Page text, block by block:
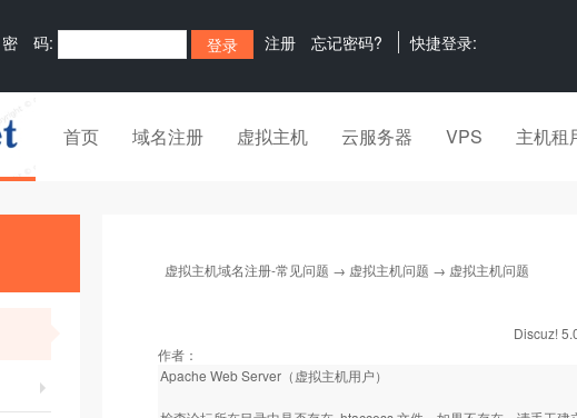
密 码: 注册 忘记密码? 快捷登录:
首页 域名注册 虚拟主机 云服务器 VPS 主机租
虚拟主机域名注册-常见问题 → 虚拟主机问题 → 虚拟主机问题
Discuz!
作者：
Apache Web Server（虚拟主机用户）